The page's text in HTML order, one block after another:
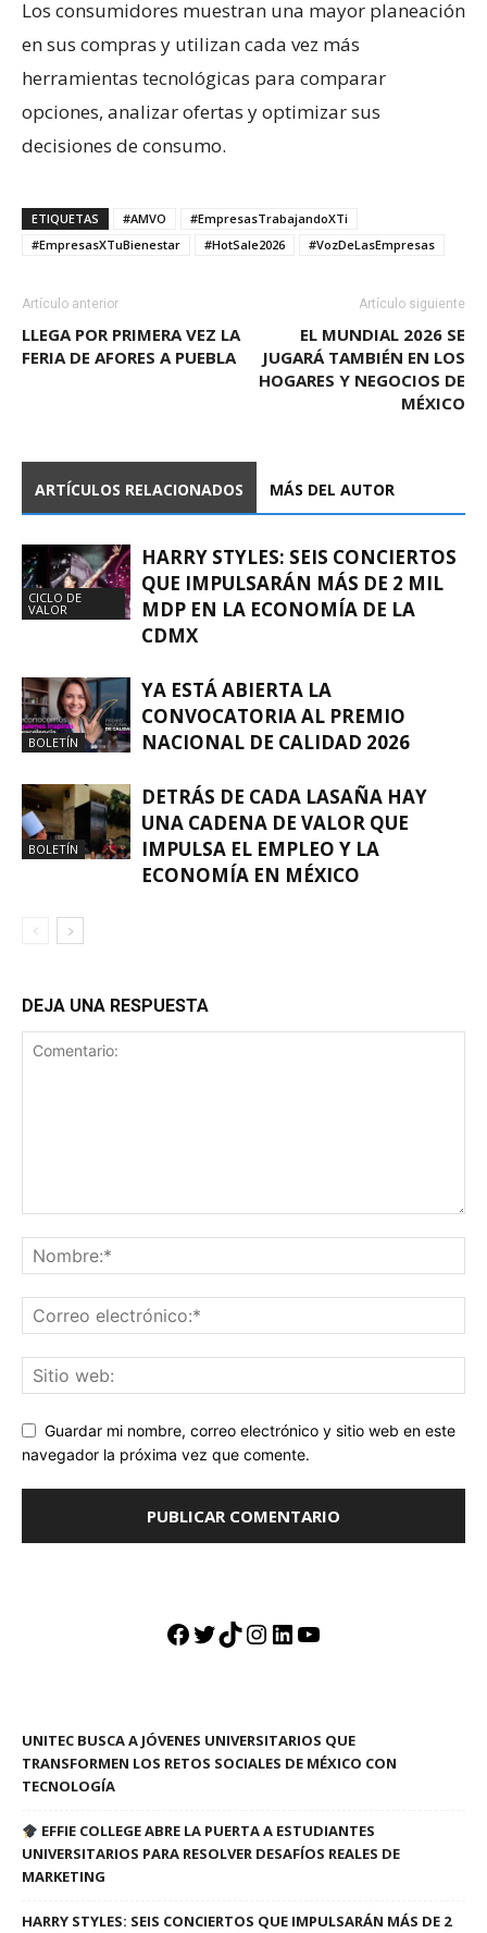
Los consumidores muestran una mayor planeación
en sus compras y utilizan cada vez más
herramientas tecnológicas para comparar
opciones, analizar ofertas y optimizar sus
decisiones de consumo.
ETIQUETAS #AMVO
#EmpresasTrabajandoXTi
#EmpresasXTuBienestar
#HotSale2026 #VozDeLasEmpresas
Artículo anterior
LLEGA POR PRIMERA VEZ LA
FERIA DE AFORES A PUEBLA
Artículo siguiente
EL MUNDIAL 2026 SE
JUGARÁ TAMBIÉN EN LOS
HOGARES Y NEGOCIOS DE
MÉXICO
ARTÍCULOS RELACIONADOS MÁS DEL AUTOR
CICLO DE
VALOR
HARRY STYLES: SEIS CONCIERTOS
QUE IMPULSARÁN MÁS DE 2 MIL
MDP EN LA ECONOMÍA DE LA
CDMX
BOLETÍN
YA ESTÁ ABIERTA LA
CONVOCATORIA AL PREMIO
NACIONAL DE CALIDAD 2026
BOLETÍN
DETRÁS DE CADA LASAÑA HAY
UNA CADENA DE VALOR QUE
IMPULSA EL EMPLEO Y LA
ECONOMÍA EN MÉXICO
DEJA UNA RESPUESTA
Guardar mi nombre, correo electrónico y sitio web en este
navegador la próxima vez que comente.
Facebook
Twitter
TikTok
Instagram
LinkedIn
YouTube
UNITEC BUSCA A JÓVENES UNIVERSITARIOS QUE
TRANSFORMEN LOS RETOS SOCIALES DE MÉXICO CON
TECNOLOGÍA
EFFIE COLLEGE ABRE LA PUERTA A ESTUDIANTES
UNIVERSITARIOS PARA RESOLVER DESAFÍOS REALES DE
MARKETING
HARRY STYLES: SEIS CONCIERTOS QUE IMPULSARÁN MÁS DE 2